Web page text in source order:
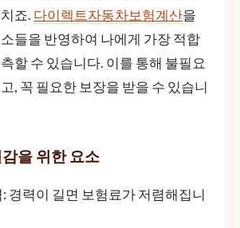
죠. 다이렉트자동차보험계산을
들을 반영하여 나에게 가장 적합
할 수 있습니다. 이를 통해 불필요
, 꼭 필요한 보장을 받을 수 있습니
을 위한 요소
경력이 길면 보험료가 저렴해집니